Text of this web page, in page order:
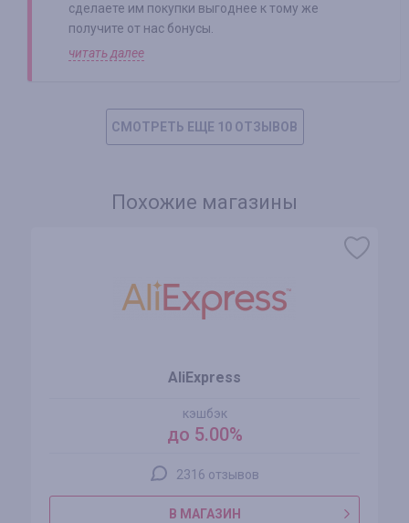
сделаете им покупки выгоднее к тому же
получите от нас бонусы.
читать далее
СМОТРЕТЬ ЕЩЕ 10 ОТЗЫВОВ
Похожие магазины
AliExpress
кэшбэк
до 5.00%
2316 отзывов
В МАГАЗИН